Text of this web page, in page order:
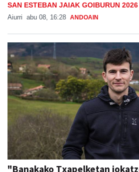
SAN ESTEBAN JAIAK GOIBURUN 2026
Aiurri abu 08, 16:28 ANDOAIN
"Banakako Txapelketan